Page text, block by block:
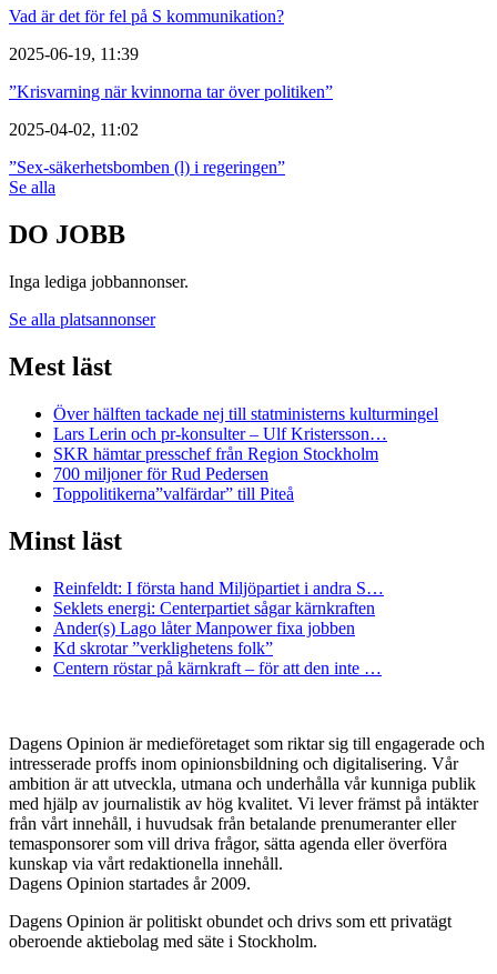
Vad är det för fel på S kommunikation?
2025-06-19, 11:39
”Krisvarning när kvinnorna tar över politiken”
2025-04-02, 11:02
”Sex-säkerhetsbomben (l) i regeringen”
Se alla
DO JOBB
Inga lediga jobbannonser.
Se alla platsannonser
Mest läst
Över hälften tackade nej till statministerns kulturmingel
Lars Lerin och pr-konsulter – Ulf Kristersson…
SKR hämtar presschef från Region Stockholm
700 miljoner för Rud Pedersen
Toppolitikerna”valfärdar” till Piteå
Minst läst
Reinfeldt: I första hand Miljöpartiet i andra S…
Seklets energi: Centerpartiet sågar kärnkraften
Ander(s) Lago låter Manpower fixa jobben
Kd skrotar ”verklighetens folk”
Centern röstar på kärnkraft – för att den inte …
Dagens Opinion är medieföretaget som riktar sig till engagerade och
intresserade proffs inom opinionsbildning och digitalisering. Vår
ambition är att utveckla, utmana och underhålla vår kunniga publik
med hjälp av journalistik av hög kvalitet. Vi lever främst på intäkter
från vårt innehåll, i huvudsak från betalande prenumeranter eller
temasponsorer som vill driva frågor, sätta agenda eller överföra
kunskap via vårt redaktionella innehåll.
Dagens Opinion startades år 2009.
Dagens Opinion är politiskt obundet och drivs som ett privatägt
oberoende aktiebolag med säte i Stockholm.